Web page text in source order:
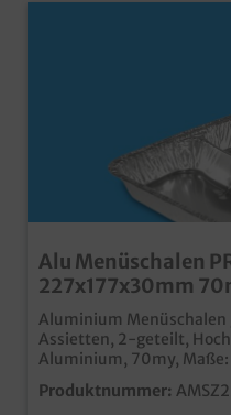
Alu Menüschalen
227x177x30mm
Aluminium
Assietten, 2-geteilt,
Aluminium, 70my,
1000 Stück im Karton Ideal für den professionellen
Einsatz in Menüdienst und
Produktnummer: